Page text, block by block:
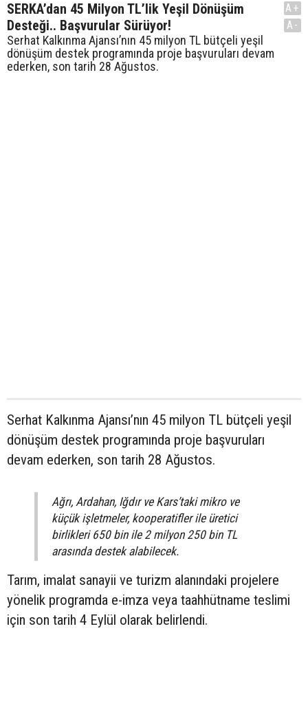
SERKA’dan 45 Milyon TL’lik Yeşil Dönüşüm
Desteği.. Başvurular Sürüyor!
Serhat Kalkınma Ajansı’nın 45 milyon TL bütçeli yeşil
dönüşüm destek programında proje başvuruları devam
ederken, son tarih 28 Ağustos.
A+
A-
Serhat Kalkınma Ajansı’nın 45 milyon TL bütçeli yeşil
dönüşüm destek programında proje başvuruları
devam ederken, son tarih 28 Ağustos.
Ağrı, Ardahan, Iğdır ve Kars’taki mikro ve
küçük işletmeler, kooperatifler ile üretici
birlikleri 650 bin ile 2 milyon 250 bin TL
arasında destek alabilecek.
Tarım, imalat sanayii ve turizm alanındaki projelere
yönelik programda e-imza veya taahhütname teslimi
için son tarih 4 Eylül olarak belirlendi.